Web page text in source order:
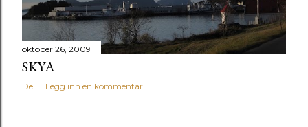
oktober 26, 2009
SKYA
Del Legg inn en kommentar